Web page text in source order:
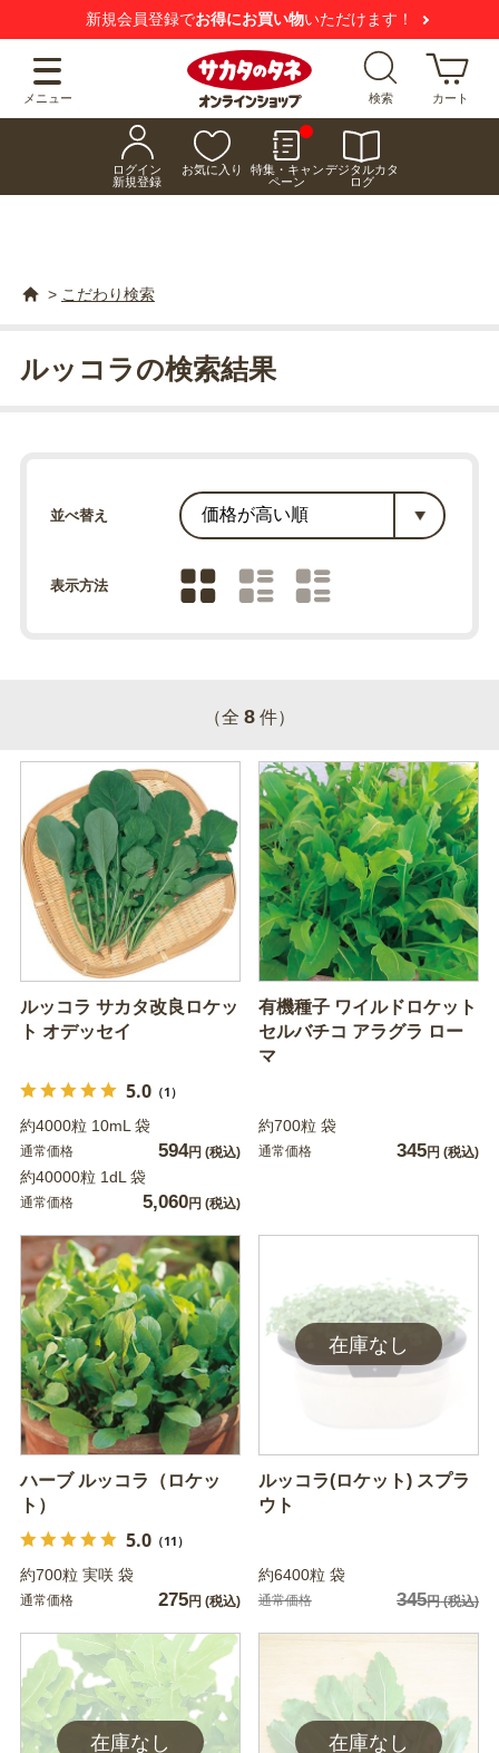
新規会員登録でお得にお買い物いただけます！
メニュー 検索 カート
ログイン
新規登録
お気に入り
特集・キャン
ペーン
デジタルカタ
ログ
> こだわり検索
ルッコラの検索結果
並べ替え
表示方法
（全 8 件）
ルッコラ サカタ改良ロケッ
ト オデッセイ
5.0（1）
約4000粒 10mL 袋
通常価格 594円 (税込)
約40000粒 1dL 袋
通常価格 5,060円 (税込)
有機種子 ワイルドロケット
セルバチコ アラグラ ロー
マ
約700粒 袋
通常価格 345円 (税込)
ハーブ ルッコラ（ロケッ
ト）
5.0（11）
約700粒 実咲 袋
通常価格 275円 (税込)
ルッコラ(ロケット) スプラ
ウト
約6400粒 袋
通常価格 345円(税込)